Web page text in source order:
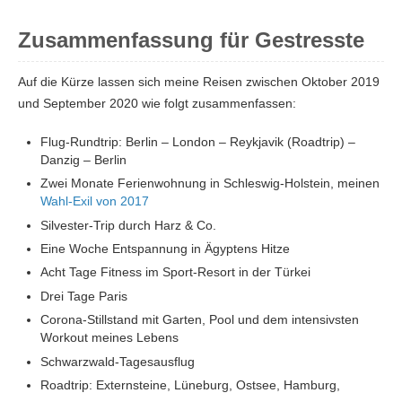
Zusammenfassung für Gestresste
Auf die Kürze lassen sich meine Reisen zwischen Oktober 2019
und September 2020 wie folgt zusammenfassen:
Flug-Rundtrip: Berlin – London – Reykjavik (Roadtrip) –
Danzig – Berlin
Zwei Monate Ferienwohnung in Schleswig-Holstein, meinen
Wahl-Exil von 2017
Silvester-Trip durch Harz & Co.
Eine Woche Entspannung in Ägyptens Hitze
Acht Tage Fitness im Sport-Resort in der Türkei
Drei Tage Paris
Corona-Stillstand mit Garten, Pool und dem intensivsten
Workout meines Lebens
Schwarzwald-Tagesausflug
Roadtrip: Externsteine, Lüneburg, Ostsee, Hamburg,